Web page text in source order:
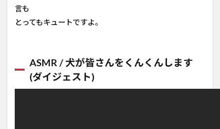
言も
とってもキュートですよ。
ASMR / 犬が皆さんをくんくんします
(ダイジェスト)